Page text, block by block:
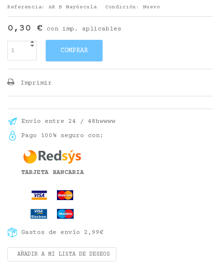
Referencia: AR B Mayúscula Condición: Nuevo
0,30 € con imp. aplicables
COMPRAR
Imprimir
Envío entre 24 / 48hwwww
Pago 100% seguro con:
TARJETA BANCARIA
Gastos de envío 2,99€
AÑADIR A MI LISTA DE DESEOS